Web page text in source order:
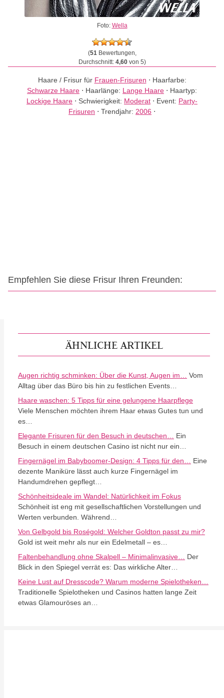
Foto: Wella
(51Bewertungen,
Durchschnitt: 4,60von 5)
Haare / Frisur für Frauen-Frisuren ⋅ Haarfarbe:
Schwarze Haare ⋅ Haarlänge: Lange Haare ⋅ Haartyp:
Lockige Haare ⋅ Schwierigkeit: Moderat ⋅ Event: Party-
Frisuren ⋅ Trendjahr: 2006 ⋅
Empfehlen Sie diese Frisur Ihren Freunden:
ÄHNLICHE ARTIKEL
Augen richtig schminken: Über die Kunst, Augen im…
Vom
Alltag über das Büro bis hin zu festlichen Events…
Haare waschen: 5 Tipps für eine gelungene Haarpflege
Viele Menschen möchten ihrem Haar etwas Gutes tun und
es…
Elegante Frisuren für den Besuch in deutschen…
Ein
Besuch in einem deutschen Casino ist nicht nur ein…
Fingernägel im Babyboomer-Design: 4 Tipps für den…
Eine
dezente Maniküre lässt auch kurze Fingernägel im
Handumdrehen gepflegt…
Schönheitsideale im Wandel: Natürlichkeit im Fokus
Schönheit ist eng mit gesellschaftlichen Vorstellungen und
Werten verbunden. Während…
Von Gelbgold bis Roségold: Welcher Goldton passt zu mir?
Gold ist weit mehr als nur ein Edelmetall – es…
Faltenbehandlung ohne Skalpell – Minimalinvasive…
Der
Blick in den Spiegel verrät es: Das wirkliche Alter…
Keine Lust auf Dresscode? Warum moderne Spielotheken…
Traditionelle Spielotheken und Casinos hatten lange Zeit
etwas Glamouröses an…